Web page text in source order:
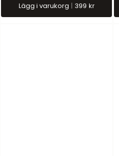
kr399
Lägg i varukorg 399 kr